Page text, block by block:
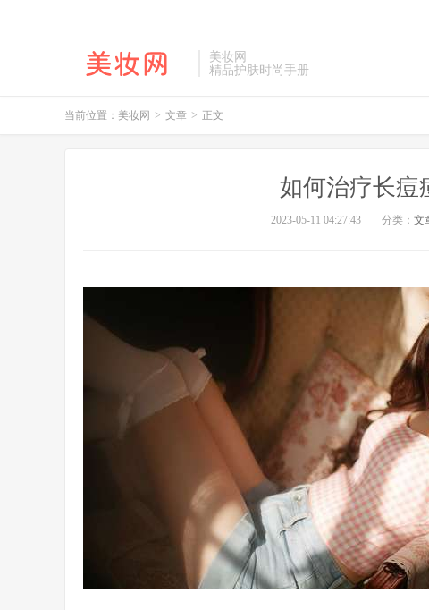
美妆网
精品护肤时尚手册
当前位置： 美妆网 > 文章 > 正文
如何治疗长痘
2023-05-11 04:27:43 分类： 文